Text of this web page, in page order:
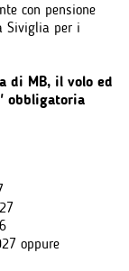
con pensione
Siviglia per i
di MB, il volo ed
obbligatoria
oppure